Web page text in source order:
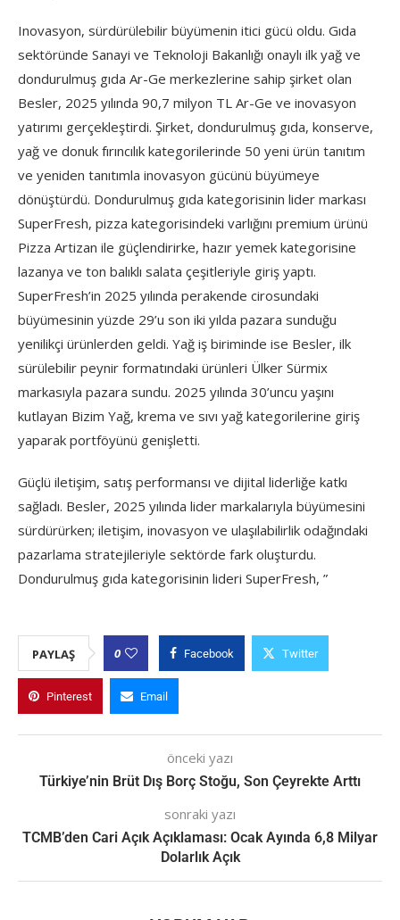
Inovasyon, sürdürülebilir büyümenin itici gücü oldu. Gıda
sektöründe Sanayi ve Teknoloji Bakanlığı onaylı ilk yağ ve
dondurulmuş gıda Ar-Ge merkezlerine sahip şirket olan
Besler, 2025 yılında 90,7 milyon TL Ar-Ge ve inovasyon
yatırımı gerçekleştirdi. Şirket, dondurulmuş gıda, konserve,
yağ ve donuk fırıncılık kategorilerinde 50 yeni ürün tanıtım
ve yeniden tanıtımla inovasyon gücünü büyümeye
dönüştürdü. Dondurulmuş gıda kategorisinin lider markası
SuperFresh, pizza kategorisindeki varlığını premium ürünü
Pizza Artizan ile güçlendirirke, hazır yemek kategorisine
lazanya ve ton balıklı salata çeşitleriyle giriş yaptı.
SuperFresh’in 2025 yılında perakende cirosundaki
büyümesinin yüzde 29’u son iki yılda pazara sunduğu
yenilikçi ürünlerden geldi. Yağ iş biriminde ise Besler, ilk
sürülebilir peynir formatındaki ürünleri Ülker Sürmix
markasıyla pazara sundu. 2025 yılında 30’uncu yaşını
kutlayan Bizim Yağ, krema ve sıvı yağ kategorilerine giriş
yaparak portföyünü genişletti.
Güçlü iletişim, satış performansı ve dijital liderliğe katkı
sağladı. Besler, 2025 yılında lider markalarıyla büyümesini
sürdürürken; iletişim, inovasyon ve ulaşılabilirlik odağındaki
pazarlama stratejileriyle sektörde fark oluşturdu.
Dondurulmuş gıda kategorisinin lideri SuperFresh, ”
PAYLAŞ 0 Facebook Twitter
Pinterest Email
önceki yazı
Türkiye’nin Brüt Dış Borç Stoğu, Son Çeyrekte Arttı
sonraki yazı
TCMB’den Cari Açık Açıklaması: Ocak Ayında 6,8 Milyar
Dolarlık Açık